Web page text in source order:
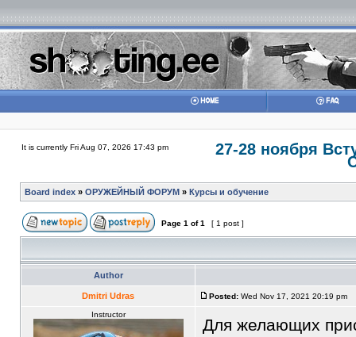
It is currently Fri Aug 07, 2026 17:43 pm 27-28 ноября
Board index » ОРУЖЕЙНЫЙ ФОРУМ » Курсы и обучение
Page 1 of1 [ 1 post ]
Author
Dmitri Udras Posted: Wed Nov 17, 2021 20:19 pm
Instructor
Для желающих